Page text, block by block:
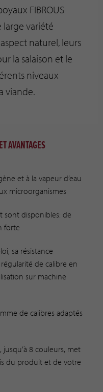
FIBROUS
variété
naturel, leurs
la salaison et le
niveaux
viande.
AVANTAGES
et à la vapeur d’eau
microorganismes
sont disponibles: de
forte
sa résistance
de calibre en
sur machine
de calibres adaptés
jusqu’à 8 couleurs, met
du produit et de votre